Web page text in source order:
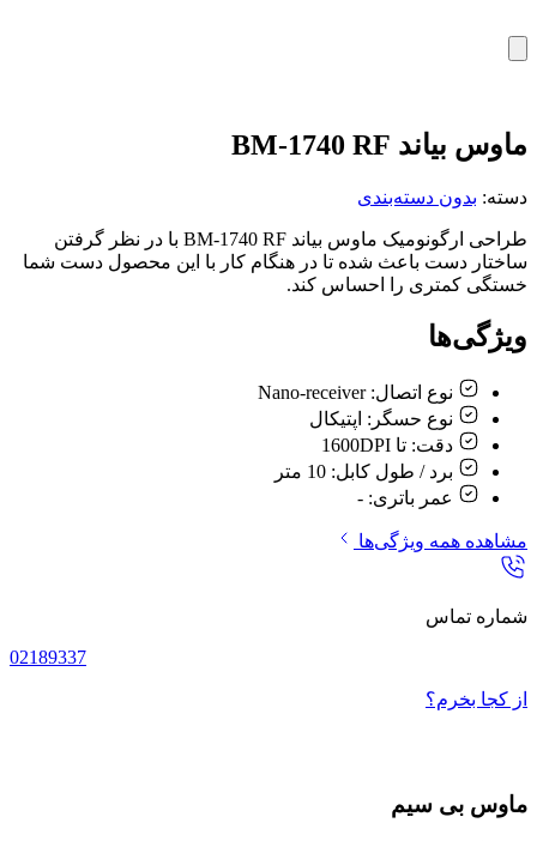
ماوس بیاند BM-1740 RF
دسته: بدون دسته‌بندی
طراحی ارگونومیک ماوس بیاند BM-1740 RF با در نظر گرفتن
ساختار دست باعث شده تا در هنگام کار با این محصول دست شما
خستگی کمتری را احساس کند.
ویژگی‌ها
نوع اتصال: Nano-receiver
نوع حسگر: اپتيکال
دقت: تا 1600DPI
برد / طول کابل: 10 متر
عمر باتری: -
مشاهده همه ویژگی‌ها
شماره تماس
02189337
از کجا بخرم؟
ماوس بی سیم